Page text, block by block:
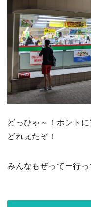
どっひゃ～！ホント
どれぇたぞ！
みんなもぜってー行